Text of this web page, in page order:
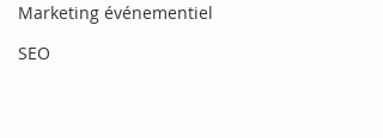
Marketing événementiel
SEO